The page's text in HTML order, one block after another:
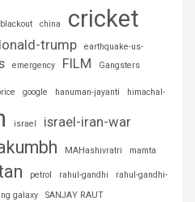
blackout china cricket
trump
earthquake-us-
emergency FILM Gangsters
google hanuman-jayanti himachal-
israel israel-iran-war
MAHashivratri mamta
petrol rahul-gandhi
rahul-gandhi-
galaxy
SANJAY RAUT